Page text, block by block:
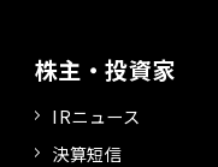
株主・投資家
IRニュース
決算短信